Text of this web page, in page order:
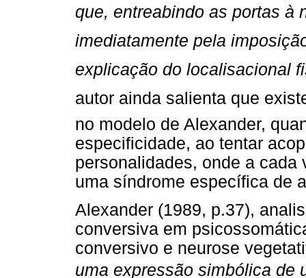
que, entreabindo as portas à
imediatamente pela
explicação do localisacional
autor ainda salienta que
no modelo de Alexander,
especificidade, ao tentar
personalidades, onde a
uma síndrome específica de
Alexander (1989, p.37),
conversiva em
conversivo e neurose
uma expressão simbólica